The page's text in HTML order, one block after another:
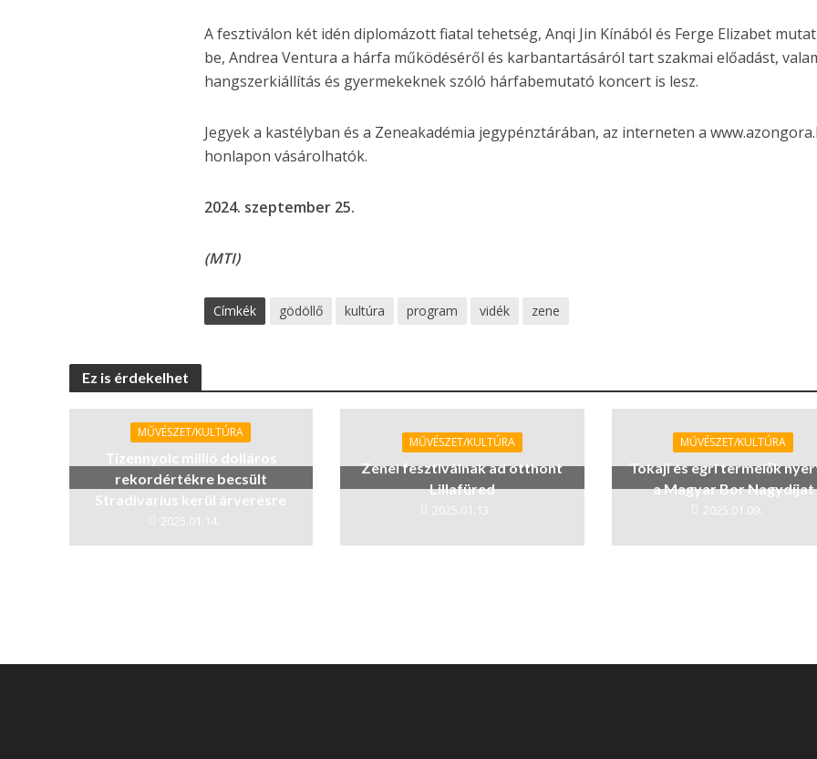
A fesztiválon két idén diplomázott fiatal tehetség, Anqi Jin Kínából és Ferge Elizabet
be, Andrea Ventura a hárfa működéséről és karbantartásáról tart szakmai előadást,
hangszerkiállítás és gyermekeknek szóló hárfabemutató koncert is lesz.
Jegyek a kastélyban és a Zeneakadémia jegypénztárában, az interneten a
honlapon vásárolhatók.
2024. szeptember 25.
(MTI)
Címkék gödöllő kultúra program vidék zene
Ez is érdekelhet
MŰVÉSZET/KULTÚRA
Tizennyolc millió dolláros
rekordértékre becsült
Stradivarius kerül árverésre
2025.01.14.
MŰVÉSZET/KULTÚRA
Zenei fesztiválnak ad otthont
Lillafüred
2025.01.13.
MŰVÉSZET/KULTÚRA
Tokaji és egri termelők
a Magyar Bor Nagydíjat
2025.01.09.